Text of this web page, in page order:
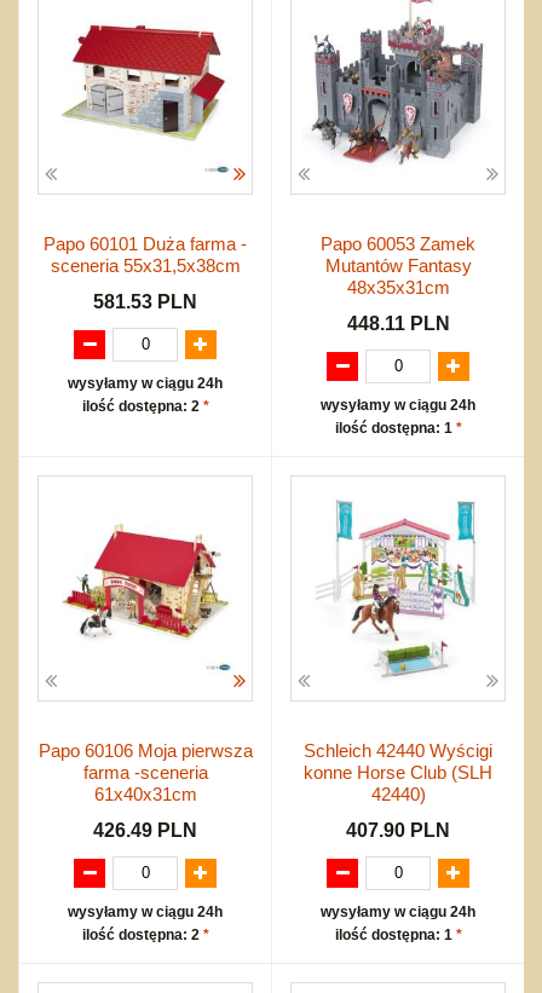
Papo 60101 Duża farma -
sceneria 55x31,5x38cm
581.53 PLN
wysyłamy w ciągu 24h
ilość dostępna: 2 *
Papo 60053 Zamek
Mutantów Fantasy
48x35x31cm
448.11 PLN
wysyłamy w ciągu 24h
ilość dostępna: 1 *
Papo 60106 Moja pierwsza
farma -sceneria
61x40x31cm
426.49 PLN
wysyłamy w ciągu 24h
ilość dostępna: 2 *
Schleich 42440 Wyścigi
konne Horse Club (SLH
42440)
407.90 PLN
wysyłamy w ciągu 24h
ilość dostępna: 1 *